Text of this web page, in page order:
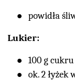
powidła
Lukier:
100 g
ok. 2 łyżek